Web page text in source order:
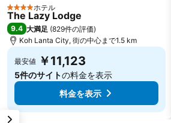
4 ホテルのランク
ホテル
The Lazy Lodge
9.4 大満足 (829件の評価)
Koh Lanta City, 街の中心まで1.5 km
最安値 ￥11,123
5件のサイトの料金を表示
料金を表示